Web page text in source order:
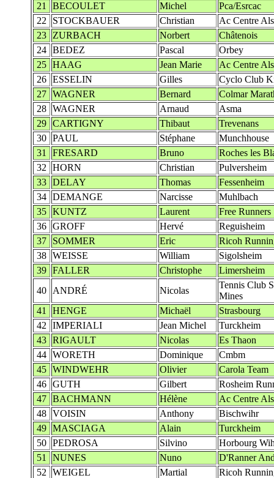
21
BECOULET Michel
Pca/Esrcac
22
STOCKBAUER Christian
Ac Centre
23
ZURBACH Norbert
Châtenois
24 BEDEZ Pascal
Orbey
25 HAAG Jean Marie
Ac Centre
26 ESSELIN Gilles
Cyclo Club
27 WAGNER Bernard
Colmar
28 WAGNER Arnaud
Asma
29 CARTIGNY Thibaut
Trevenans
30 PAUL Stéphane
Munchhouse
31
FRESARD Bruno
Roches les
32
HORN Christian
Pulversheim
33 DELAY Thomas
Fessenheim
34 DEMANGE Narcisse
Muhlbach
35 KUNTZ Laurent
Free Runners
36 GROFF Hervé
Reguisheim
37
SOMMER Eric
Ricoh
38 WEISSE William
Sigolsheim
39 FALLER Christophe
Limersheim
40
ANDRÉ Nicolas
Tennis Club
Mines
41
HENGE Michaël
Strasbourg
42
IMPERIALI Jean Michel
Turckheim
43 RIGAULT Nicolas
Es Thaon
44 WORETH Dominique
Cmbm
45 WINDWEHR Olivier
Carola Team
46 GUTH Gilbert
Rosheim
47 BACHMANN Hélène
Ac Centre
48 VOISIN Anthony
Bischwihr
49 MASCIAGA Alain
Turckheim
50 PEDROSA Silvino
Horbourg
51
NUNES Nuno
D'Ranner
52
WEIGEL Martial
Ricoh